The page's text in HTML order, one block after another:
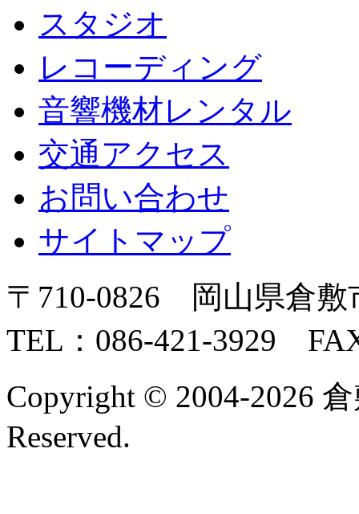
スタジオ
レコーディング
音響機材レンタル
交通アクセス
お問い合わせ
サイトマップ
〒710-0826 岡山県倉敷
TEL：086-421-3929
Copyright © 2004-2026
Reserved.